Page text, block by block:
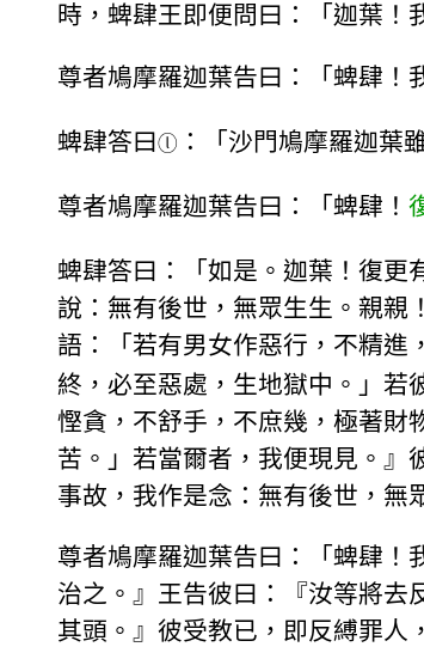
時，蜱肆王即便問曰：「迦葉！
尊者鳩摩羅迦葉告曰：「蜱肆！
蜱肆答曰ⓛ ：「沙門鳩摩羅迦葉
尊者鳩摩羅迦葉告曰：「蜱肆！
蜱肆答曰：「如是。迦葉！復更
說：無有後世，無眾生生。親親
語：「若有男女作惡行，不精進
終，必至惡處，生地獄中。」若
慳貪，不舒手，不庶幾，極著財
苦。」若當爾者，我便現見。』
事故，我作是念：無有後世，無
尊者鳩摩羅迦葉告曰：「蜱肆！
治之。』王告彼曰：『汝等將去
其頭。』彼受教已，即反縛罪人